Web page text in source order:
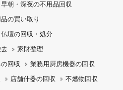
早朝・深夜の不用品回収
の買い取り
仏壇の回収・処分
家財整理
回収 業務用厨房機器の回収
店舗什器の回収 不燃物回収